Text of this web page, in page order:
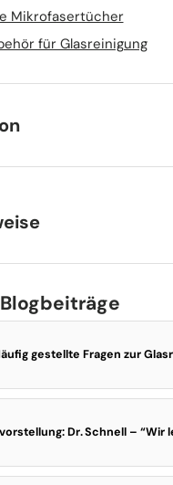
Mikrofasertücher
für Glasreinigung
gestellte Fragen zur
Dr. Schnell – “Wir